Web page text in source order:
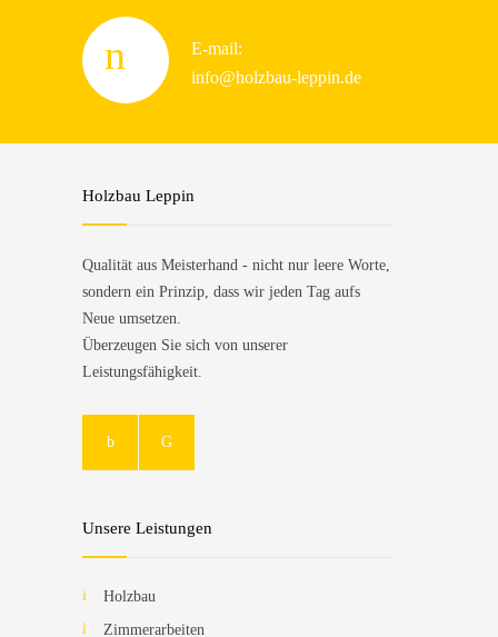
E-mail:
info@holzbau-leppin.de
Holzbau Leppin
Qualität aus Meisterhand - nicht nur leere Worte,
sondern ein Prinzip, dass wir jeden Tag aufs
Neue umsetzen.
Überzeugen Sie sich von unserer
Leistungsfähigkeit.
Unsere Leistungen
Holzbau
Zimmerarbeiten